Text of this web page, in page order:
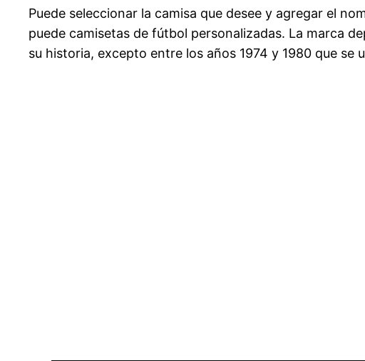
Puede seleccionar la camisa que desee y agregar el
puede camisetas de fútbol personalizadas. La marca
su historia, excepto entre los años 1974 y 1980 que